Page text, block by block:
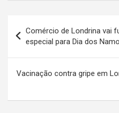
de
Post
Comércio de Londrina vai
especial para Dia dos
Vacinação contra gripe em